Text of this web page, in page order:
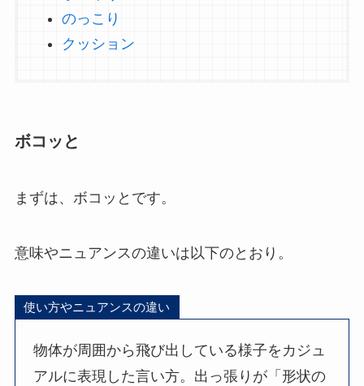
のっこり
クッション
ボコッと
まずは、ボコッとです。
意味やニュアンスの違いは以下のとおり。
使い方やニュアンスの違い
物体が周囲から飛び出している様子をカジュ
アルに表現した言い方。出っ張りが「形状の